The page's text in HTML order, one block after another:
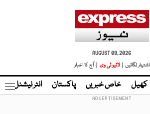
AUGUST 09, 2026
اشتہار لگائیں |
لائیو ٹی وی | آج کا اخبار
کھیل خاص خبریں پاکستان انٹر نیشنل